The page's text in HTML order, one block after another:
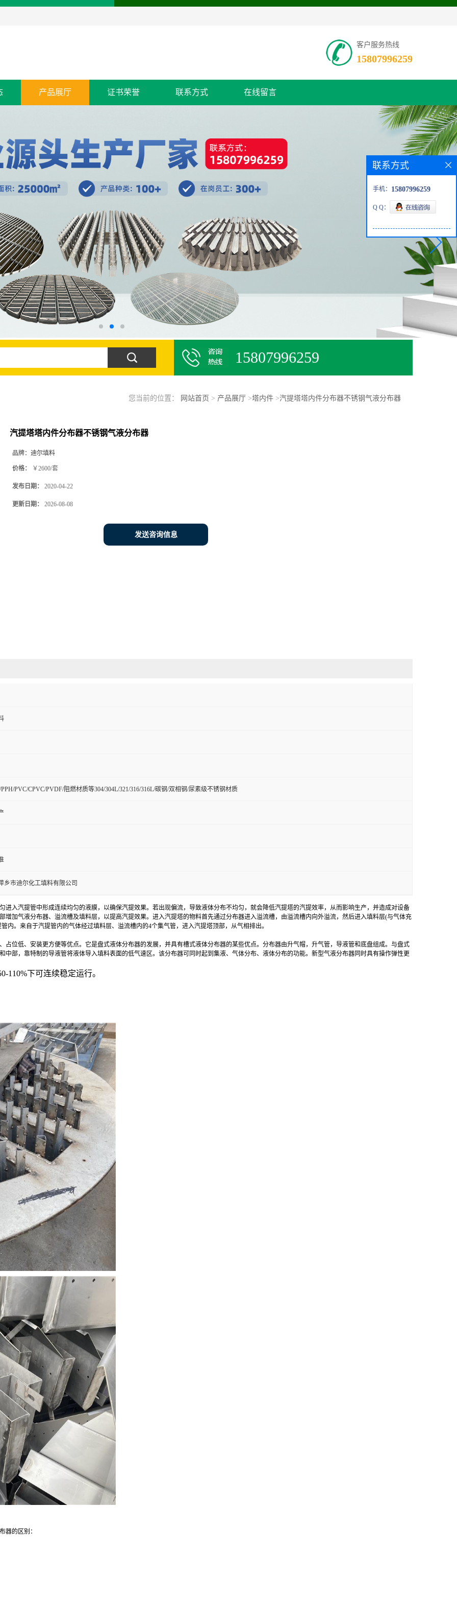
客户服务热线
15807996259
产品展厅 证书荣誉 联系方式 在线留言
15807996259
您当前的位置： 网站首页 > 产品展厅 >塔内件>汽提塔塔内件分布器不锈钢气液分布器
汽提塔塔内件分布器不锈钢气液分布器
品牌： 迪尔填料
价格： ￥2600/套
发布日期： 2020-04-22
更新日期： 2026-08-08
发送咨询信息
PPH/PVC/CPVC/PVDF/阻燃材质等304/304L/321/316/316L/碳钢/双相钢/尿素级不锈钢材质
乡市迪尔化工填料有限公司
进入汽提管中形成连续均匀的液膜，以确保汽提效果。若出现偏流，导致液体分布不均匀，就会降低汽提塔的汽提效率，从而影响生产，并造成对设备
加气液分布器、溢流槽及填料层，以提高汽提效果。进入汽提塔的物料首先通过分布器进入溢流槽，由溢流槽内向外溢流，然后进入填料层(与气体充
内。来自于汽提管内的气体经过填料层、溢流槽内的4个集气管，进入汽提塔顶部，从气相排出。
占位低、安装更方便等优点。它是盘式液体分布器的发展，并具有槽式液体分布器的某些优点。分布器由升气帽，升气管，导液管和底盘组成。与盘式
部，靠特制的导液管将液体导入填料表面的低气速区。该分布器可同时起到集液、气体分布、液体分布的功能。新型气液分布器同时具有操作弹性更
110%下可连续稳定运行。
器的区别：
联系方式
手机： 15807996259
Q Q：